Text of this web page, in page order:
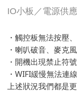
IO小板／電源供
・觸控板無法按壓
・喇叭破音、麥克
・開機出現禁止符
・WIFI緩慢無法連
上述狀況我們都是